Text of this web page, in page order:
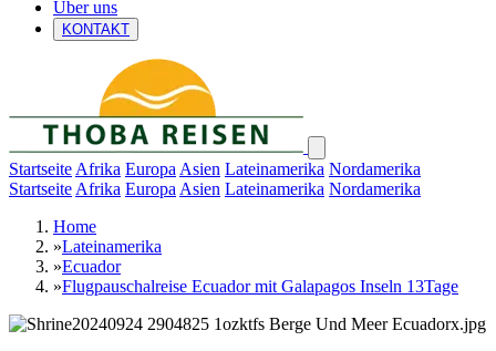
Über uns
KONTAKT
Startseite Afrika Europa Asien Lateinamerika Nordamerika
Startseite Afrika Europa Asien Lateinamerika Nordamerika
Home
»Lateinamerika
»Ecuador
»Flugpauschalreise Ecuador mit Galapagos Inseln 13Tage